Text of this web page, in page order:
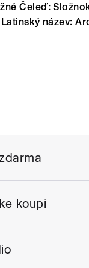
Čeleď:
název:
koupi